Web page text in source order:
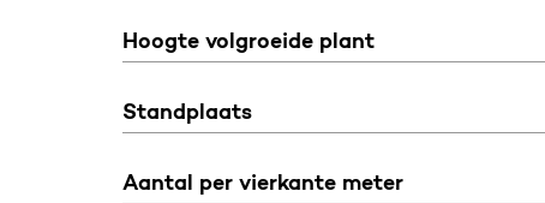
Hoogte volgroeide plant
Standplaats
Aantal per vierkante meter